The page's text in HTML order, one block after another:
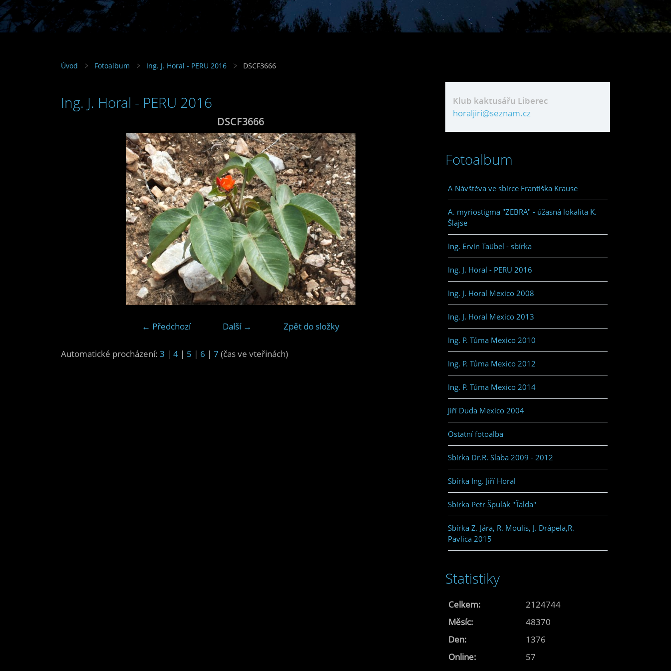
Úvod Fotoalbum Ing. J. Horal - PERU 2016 DSCF3666
Ing. J. Horal - PERU 2016
DSCF3666
← Předchozí Další → Zpět do složky
Automatické procházení: 3 | 4 | 5 | 6 | 7 (čas ve vteřinách)
Klub kaktusářu Liberec
horaljiri@seznam.cz
Fotoalbum
A Návštěva ve sbírce Františka Krause
A. myriostigma "ZEBRA" - úžasná lokalita K.
Šlajse
Ing. Ervín Taübel - sbírka
Ing. J. Horal - PERU 2016
Ing. J. Horal Mexico 2008
Ing. J. Horal Mexico 2013
Ing. P. Tůma Mexico 2010
Ing. P. Tůma Mexico 2012
Ing. P. Tůma Mexico 2014
Jiří Duda Mexico 2004
Ostatní fotoalba
Sbírka Dr.R. Slaba 2009 - 2012
Sbírka Ing. Jiří Horal
Sbírka Petr Špulák "Ťalda"
Sbírka Z. Jára, R. Moulis, J. Drápela,R.
Pavlica 2015
Statistiky
Online: 57
Celkem:
2124744
Měsíc:
48370
Den:
1376